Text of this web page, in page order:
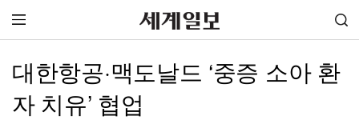
대한항공·맥도날드 ‘중증 소아 환
자 치유’ 협업